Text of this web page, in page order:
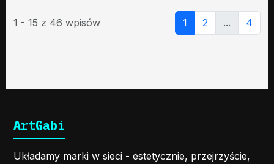
1 - 15 z 46 wpisów 1 2 ... 4
ArtGabi
Układamy marki w sieci - estetycznie, przejrzyście,